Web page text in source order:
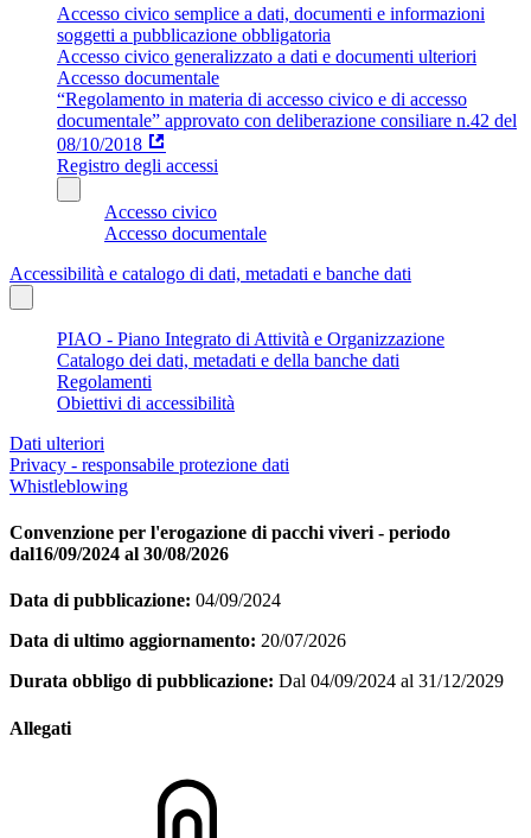
Accesso civico semplice a dati, documenti e informazioni
soggetti a pubblicazione obbligatoria
Accesso civico generalizzato a dati e documenti ulteriori
Accesso documentale
“Regolamento in materia di accesso civico e di accesso
documentale” approvato con deliberazione consiliare n.42 del
08/10/2018
Registro degli accessi
Accesso civico
Accesso documentale
Accessibilità e catalogo di dati, metadati e banche dati
PIAO - Piano Integrato di Attività e Organizzazione
Catalogo dei dati, metadati e della banche dati
Regolamenti
Obiettivi di accessibilità
Dati ulteriori
Privacy - responsabile protezione dati
Whistleblowing
Convenzione per l'erogazione di pacchi viveri - periodo
dal16/09/2024 al 30/08/2026
Data di pubblicazione: 04/09/2024
Data di ultimo aggiornamento: 20/07/2026
Durata obbligo di pubblicazione: Dal 04/09/2024 al 31/12/2029
Allegati